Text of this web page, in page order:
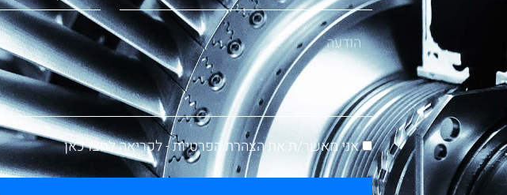
אני מאשר/ת את הצהרת הפרטיות -לקריאה לחצו כאן